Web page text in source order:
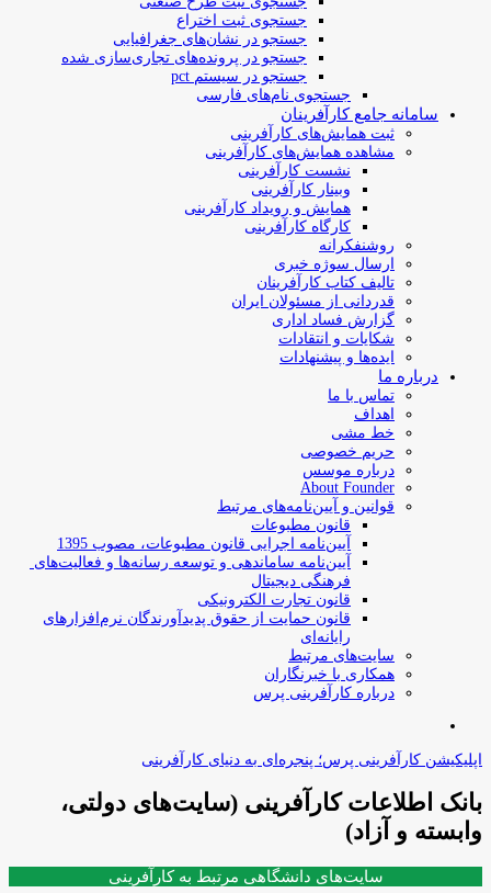
جستجوی ثبت اختراع
جستجو در نشان‌های جغرافیایی
جستجو در پرونده‌های تجاری‌سازی شده
جستجو در سیستم pct
جستجوی نام‌های فارسی
سامانه جامع کارآفرینان
ثبت همایش‌های کارآفرینی
مشاهده همایش‌های کارآفرینی
نشست کارآفرینی
وبینار کارآفرینی
همایش و رویداد کارآفرینی
کارگاه کارآفرینی
روشنفکرانه
ارسال سوژه‌ خبری
تالیف کتاب کارآفرینان
قدردانی از مسئولان ایران
گزارش فساد اداری
شکایات و انتقادات
ایده‌ها و پیشنهادات
درباره ما
تماس با ما
اهداف
خط مشی
حریم خصوصی
درباره موسس
About Founder
قوانین و آیین‌نامه‌های مرتبط
‌قانون مطبوعات
آیین‌نامه اجرایی قانون مطبوعات، مصوب 1395
آیین‌نامه سامان­دهی و توسعه رسانه­‌ها و فعالیت‌­های
فرهنگی دیجیتال
قانون تجارت الکترونیکی
قانون حمایت از حقوق پدیدآورندگان نرم‌افزارهای
رایانه‌ای
سایت‌های مرتبط
همکاری با خبرنگاران
درباره کارآفرینی پرس
اپلیکیشن کارآفرینی پرس؛ پنجره‌ای به دنیای کارآفرینی
بانک اطلاعات کارآفرینی (سایت‌های دولتی،
وابسته و آزاد)
سایت‌های دانشگاهی مرتبط به کارآفرینی